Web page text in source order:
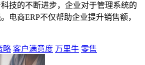
技的不断进步，企业对于管理系统的
电商ERP不仅帮助企业提升销售额，
略 客户满意度 万里牛 零售